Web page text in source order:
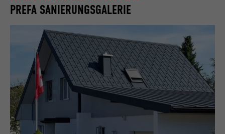
PREFA SANIERUNGSGALERIE
Zweck
Eingestellt von LinkedIn, wenn eine
Webseite ein eingebettetes "Folgen Sie
uns"-Fenster enthält.
Name bcookie
Anbieter LinkedIn
Laufzeit
Verwendet vom Social-Networking-Dienst